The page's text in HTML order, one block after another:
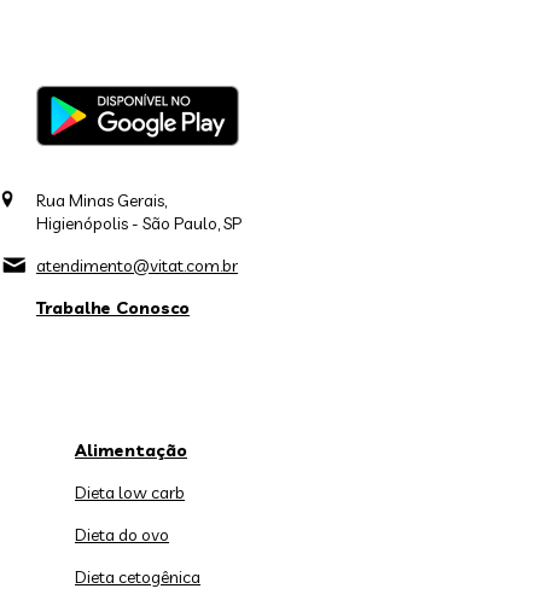
Rua Minas Gerais,
Higienópolis - São Paulo, SP
atendimento@vitat.com.br
Trabalhe Conosco
Alimentação
Dieta low carb
Dieta do ovo
Dieta cetogênica